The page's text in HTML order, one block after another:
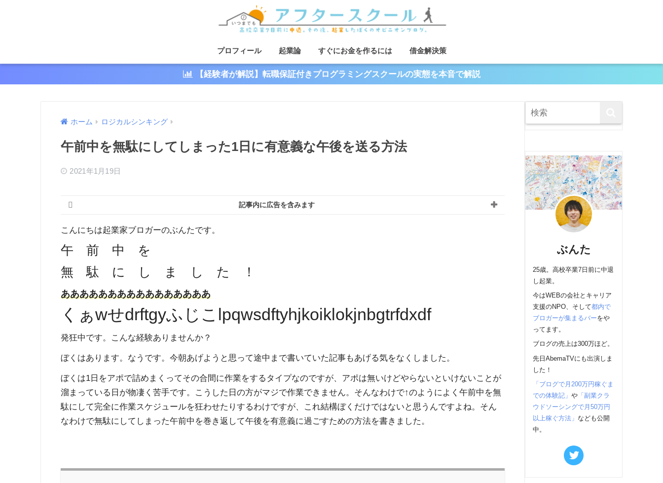
プロフィール 起業論 すぐにお金を作るには 借金解決策
【経験者が解説】転職保証付きプログラミングスクールの実態を本音で解説
ホーム ロジカルシンキング
午前中を無駄にしてしまった1日に有意義な午後を送る方法
2021年1月19日
記事内に広告を含みます
こんにちは起業家ブロガーのぶんたです。
午 前 中 を
無 駄 に し ま し た ！
ああああああああああああああああ
くぁwせdrftgyふじこlpqwsdftyhjkoiklokjnbgtrfdxdf
発狂中です。こんな経験ありませんか？
ぼくはあります。なうです。今朝あげようと思って途中まで書いていた記事もあげる気をなくしました。
ぼくは1日をアポで詰めまくってその合間に作業をするタイプなのですが、アポは無いけどやらないといけないことが
溜まっている日が物凄く苦手です。こうした日の方がマジで作業できません。そんなわけで↑のようによく午前中を無
駄にして完全に作業スケジュールを狂わせたりするわけですが、これ結構ぼくだけではないと思うんですよね。そん
なわけで無駄にしてしまった午前中を巻き返して午後を有意義に過ごすための方法を書きました。
ぶんた
25歳。高校卒業7日前に中退
し起業。
今はWEBの会社とキャリア
支援のNPO、そして都内で
ブロガーが集まるバーをや
ってます。
ブログの売上は300万ほど。
先日AbemaTVにも出演しま
した！
「ブログで月200万円稼ぐま
での体験記」や 「副業クラ
ウドソーシングで月50万円
以上稼ぐ方法」 なども公開
中。